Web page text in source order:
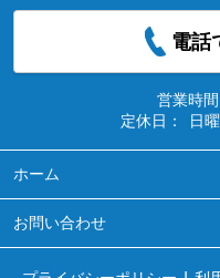
電話
営業時間
定休日：
日
ホーム
お問い合わせ